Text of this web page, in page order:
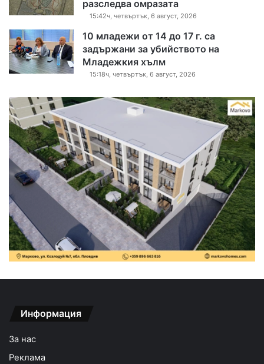
разследва омразата
15:42ч, четвъртък, 6 август, 2026
10 младежи от 14 до 17 г. са
задържани за убийството на
Младежкия хълм
15:18ч, четвъртък, 6 август, 2026
Информация
За нас
Реклама